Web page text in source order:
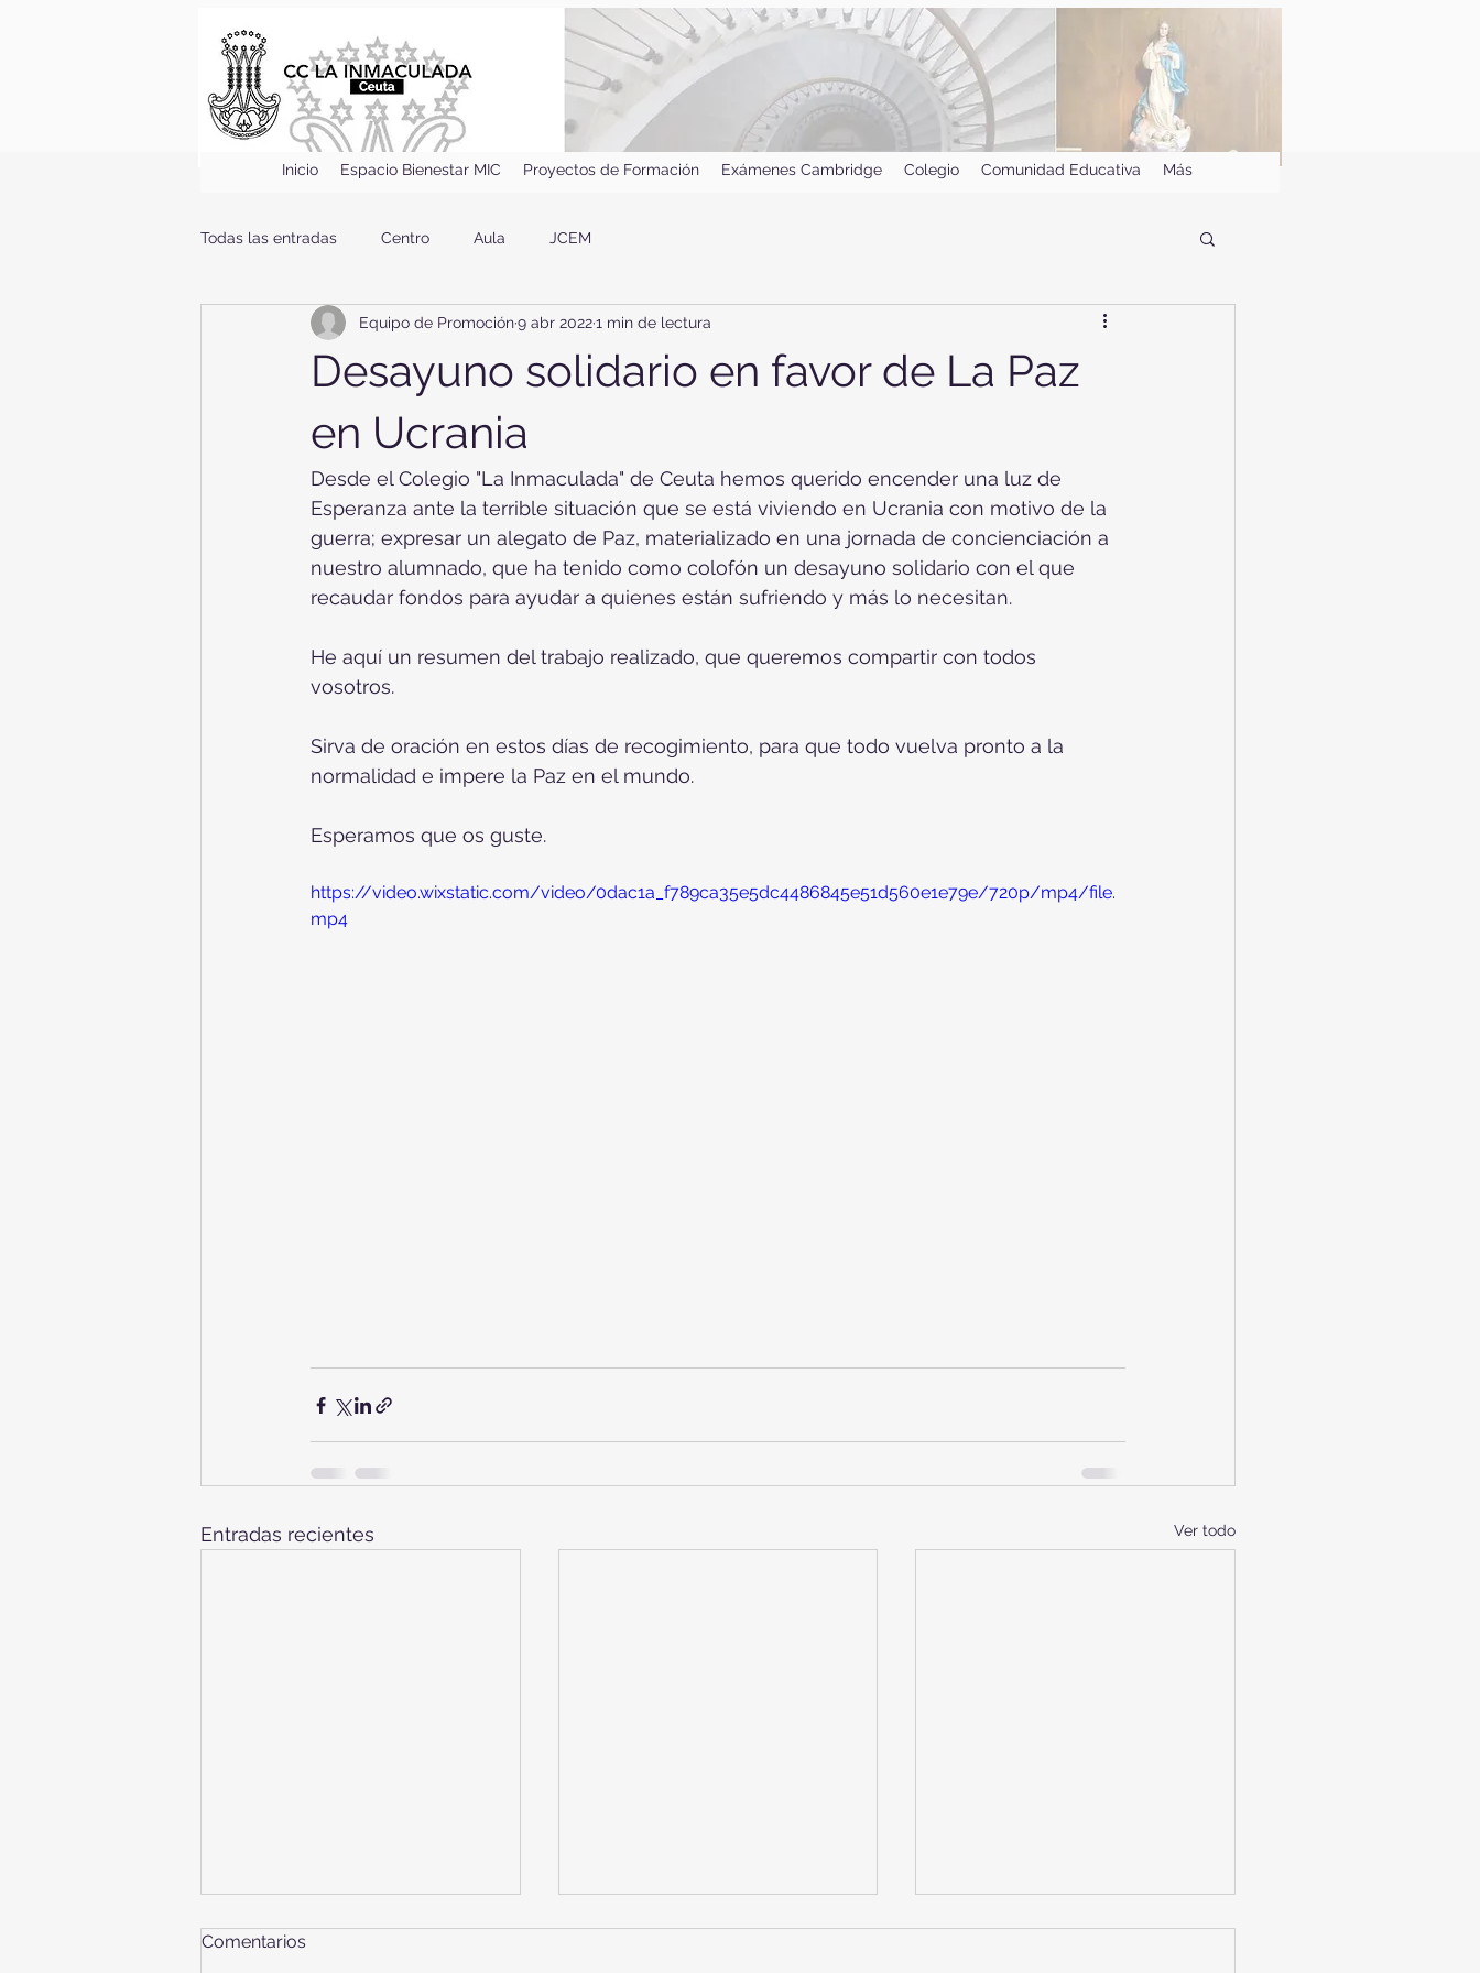
Inicio Espacio Bienestar MIC Proyectos de Formación Exámenes Cambridge Colegio Comunidad Educativa Más
Todas las entradas Centro Aula JCEM
Desayuno solidario en favor de La Paz
en Ucrania
Equipo de Promoción9 abr 20221 min de lectura
Desde el Colegio "La Inmaculada" de Ceuta hemos querido encender una luz de
Esperanza ante la terrible situación que se está viviendo en Ucrania con motivo de la
guerra; expresar un alegato de Paz, materializado en una jornada de concienciación a
nuestro alumnado, que ha tenido como colofón un desayuno solidario con el que
recaudar fondos para ayudar a quienes están sufriendo y más lo necesitan.
He aquí un resumen del trabajo realizado, que queremos compartir con todos
vosotros.
Sirva de oración en estos días de recogimiento, para que todo vuelva pronto a la
normalidad e impere la Paz en el mundo.
Esperamos que os guste.
https://video.wixstatic.com/video/0dac1a_f789ca35e5dc4486845e51d560e1e79e/720p/mp4/file.
mp4
Entradas recientes Ver todo
Comentarios